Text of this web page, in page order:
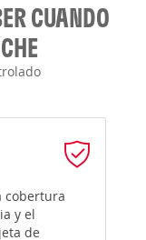
CUANDO
cobertura
y el
de